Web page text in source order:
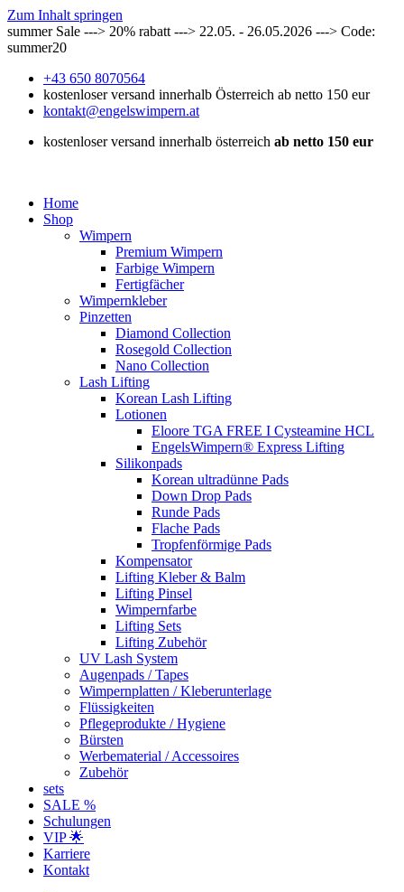
Zum Inhalt springen
summer Sale ---> 20% rabatt ---> 22.05. - 26.05.2026 ---> Code:
summer20
+43 650 8070564
kostenloser versand innerhalb Österreich ab netto 150 eur
kontakt@engelswimpern.at
kostenloser versand innerhalb österreich ab netto 150 eur
Home
Shop
Wimpern
Premium Wimpern
Farbige Wimpern
Fertigfächer
Wimpernkleber
Pinzetten
Diamond Collection
Rosegold Collection
Nano Collection
Lash Lifting
Korean Lash Lifting
Lotionen
Eloore TGA FREE I Cysteamine HCL
EngelsWimpern® Express Lifting
Silikonpads
Korean ultradünne Pads
Down Drop Pads
Runde Pads
Flache Pads
Tropfenförmige Pads
Kompensator
Lifting Kleber & Balm
Lifting Pinsel
Wimpernfarbe
Lifting Sets
Lifting Zubehör
UV Lash System
Augenpads / Tapes
Wimpernplatten / Kleberunterlage
Flüssigkeiten
Pflegeprodukte / Hygiene
Bürsten
Werbematerial / Accessoires
Zubehör
sets
SALE %
Schulungen
VIP 🌟
Karriere
Kontakt